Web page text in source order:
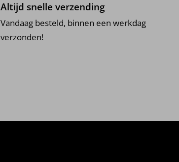
Altijd snelle verzending
Vandaag besteld, binnen een werkdag
verzonden!